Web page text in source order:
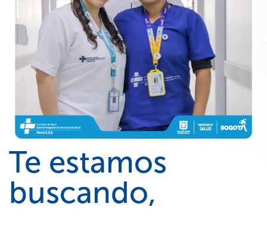
Te estamos
buscando,